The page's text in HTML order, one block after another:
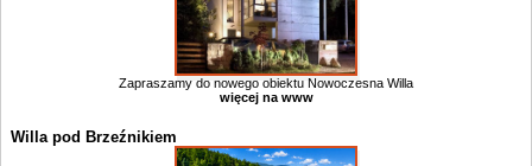
Zapraszamy do nowego obiektu Nowoczesna Willa
więcej na www
Willa pod Brzeźnikiem